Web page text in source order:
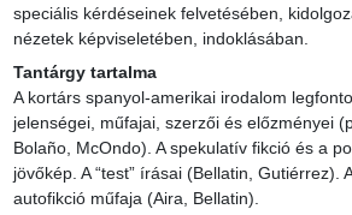
speciális kérdéseinek felvetésében,
nézetek képviseletében, indoklásában.
Tantárgy tartalma
A kortárs spanyol-amerikai irodalom
jelenségei, műfajai, szerzői és előzményei
Bolaño, McOndo). A spekulatív fikció és a
jövőkép. A “test” írásai (Bellatin, Gutiérrez).
autofikció műfaja (Aira, Bellatin).